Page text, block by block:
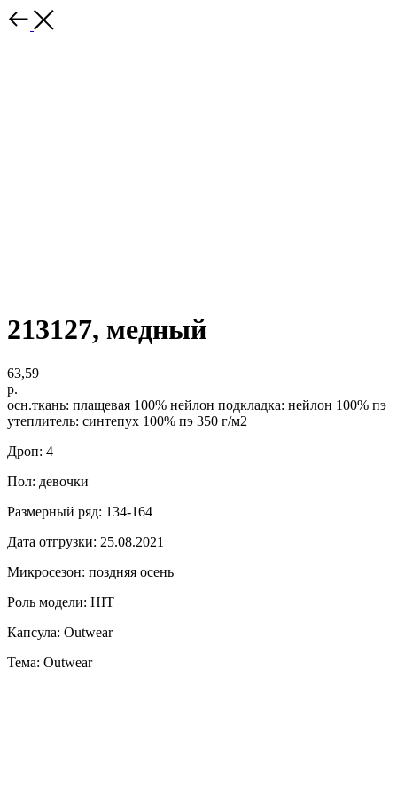
213127, медный
63,59
р.
осн.ткань: плащевая 100% нейлон подкладка: нейлон 100% пэ
утеплитель: синтепух 100% пэ 350 г/м2
Дроп: 4
Пол: девочки
Размерный ряд: 134-164
Дата отгрузки: 25.08.2021
Микросезон: поздняя осень
Роль модели: HIT
Капсула: Outwear
Тема: Outwear